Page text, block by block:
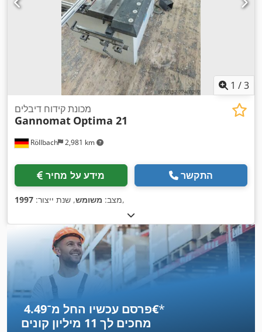
1 /3
Röllbach 2,981 km
מכונת קידוח דיבלים
Gannomat Optima 21
מידע על מחיר התקשר
מצב: משומש, שנת ייצור: 1997 ,
פרסם עכשיו החל מ־‏4.49 ‏€*
מחכים לך 11 מיליון קונים